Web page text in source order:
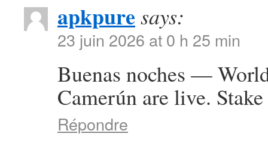
apkpure says:
23 juin 2026 at 0 h 25 min
Buenas noches —
Camerún are live.
Répondre